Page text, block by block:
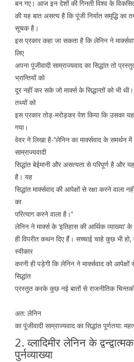
बन गए। आज इन देशों की गिनती विश्व के
की यह बात असत्य है कि पूंजी निर्यात समृद्धि का
सूचक है।
इस प्रकार कहा जा सकता है कि लेनिन ने
लिए
अपना पूंजीवादी साम्राज्यवाद का सिद्धांत तो
भ्रान्तियों को
दूर नहीं कर सके जो मार्क्स के सिद्धान्तों को भी
तथ्यों को
इस प्रकार तोड़-मरोड़कर पेश किया कि उसका
गया।
वेवर ने लिखा है-’’लेनिन का मार्क्सवाद के समर्थन में
साम्राज्यवादी
सिद्धांत बेईमानी और असत्यता से परिपूर्ण है और
है। यह
सिद्धांत मार्क्सवाद की आपेक्षों से रक्षा करने वाला
का
परित्याग करने वाला है।’’
लेनिन ने मार्क्स के ‘इतिहास की आर्थिक व्याख्या’ के
ही विपरीत कथन दिए हैं। सच्चाई चाहे कुछ भी हो,
स्वीकार
करनी ही पड़ेगी कि लेनिन ने मार्क्सवाद को
सिद्धांत
प्रस्तुत करके कुछ नई बातों से राजनीतिक
अत: लेनिन
का पूंजीवादी साम्राज्यवाद का सिद्धांत पूर्णतया:
2. व्लादिमीर लेनिन के
पुर्नव्याख्या